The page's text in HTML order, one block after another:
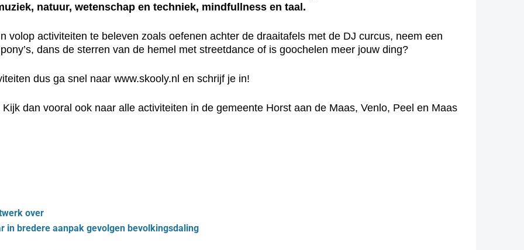
natuur, wetenschap en techniek, mindfullness en taal.
volop activiteiten te beleven zoals oefenen achter de draaitafels met de DJ curcus, neem een
dans de sterren van de hemel met streetdance of is goochelen meer jouw ding?
dus ga snel naar www.skooly.nl en schrijf je in!
dan vooral ook naar alle activiteiten in de gemeente Horst aan de Maas, Venlo, Peel en Maas
over
in bredere aanpak gevolgen bevolkingsdaling